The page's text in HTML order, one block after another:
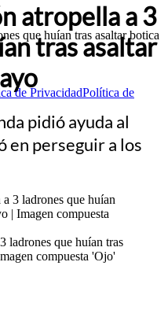
que huían tras asaltar botica
de PrivacidadPolítica de
atropella a 3
tras asaltar
pidió ayuda al
en perseguir a los
ladrones que huían tras
compuesta 'Ojo'